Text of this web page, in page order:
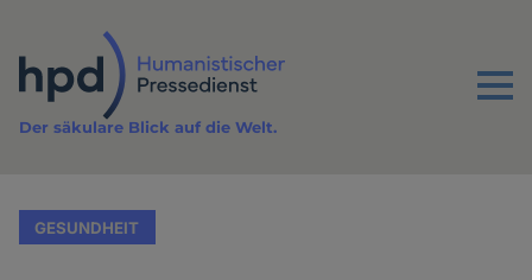
Inhalt
Menu
Der säkulare Blick auf die Welt.
GESUNDHEIT